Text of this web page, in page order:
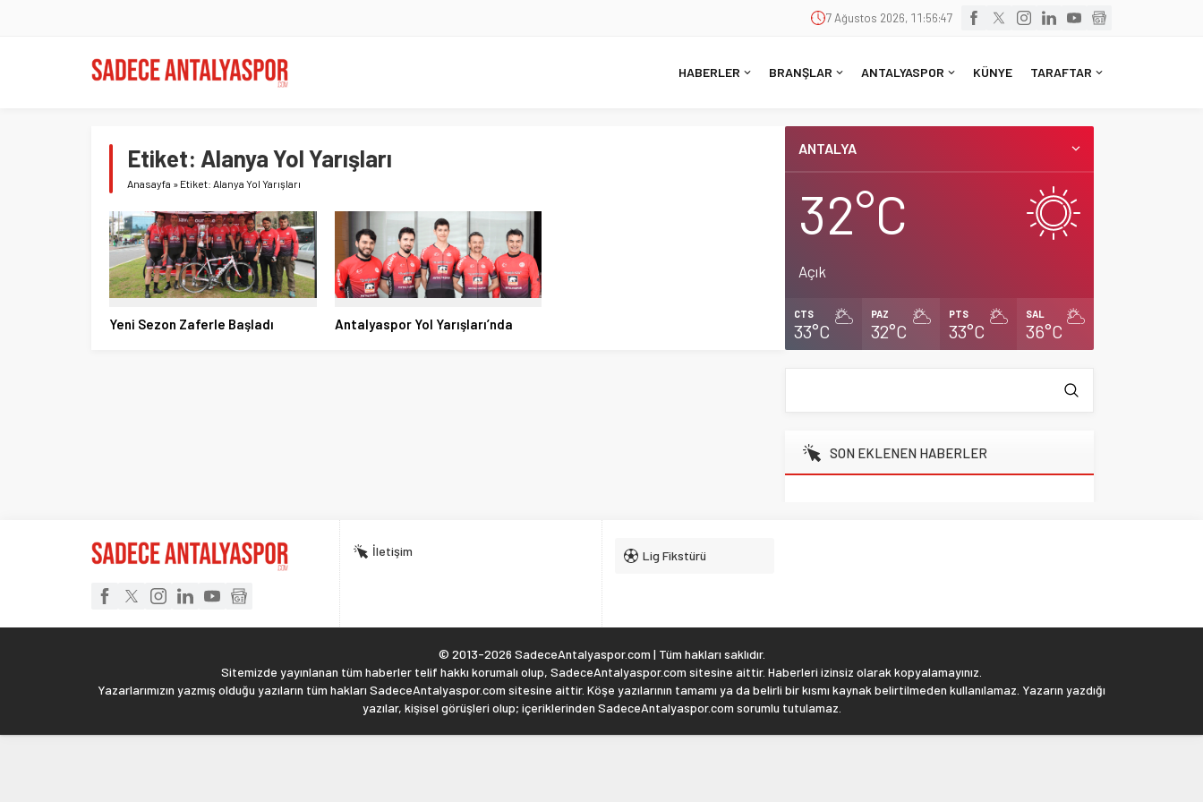
7 Ağustos 2026, 11:56:48
HABERLER BRANŞLAR ANTALYASPOR KÜNYE TARAFTAR
Etiket: Alanya Yol Yarışları
Anasayfa » Etiket: Alanya Yol Yarışları
Yeni Sezon Zaferle Başladı Antalyaspor Yol Yarışları’nda
ANTALYA
32°C
Açık
CTS
33°C
PAZ
32°C
PTS
33°C
SAL
36°C
SON EKLENEN HABERLER
İletişim Lig Fikstürü
© 2013-2026 SadeceAntalyaspor.com | Tüm hakları saklıdır.
Sitemizde yayınlanan tüm haberler telif hakkı korumalı olup, SadeceAntalyaspor.com sitesine aittir. Haberleri izinsiz olarak kopyalamayınız.
Yazarlarımızın yazmış olduğu yazıların tüm hakları SadeceAntalyaspor.com sitesine aittir. Köşe yazılarının tamamı ya da belirli bir kısmı kaynak belirtilmeden kullanılamaz. Yazarın yazdığı
yazılar, kişisel görüşleri olup; içeriklerinden SadeceAntalyaspor.com sorumlu tutulamaz.